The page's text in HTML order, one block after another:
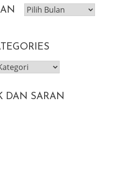
post
laman
DAN SARAN